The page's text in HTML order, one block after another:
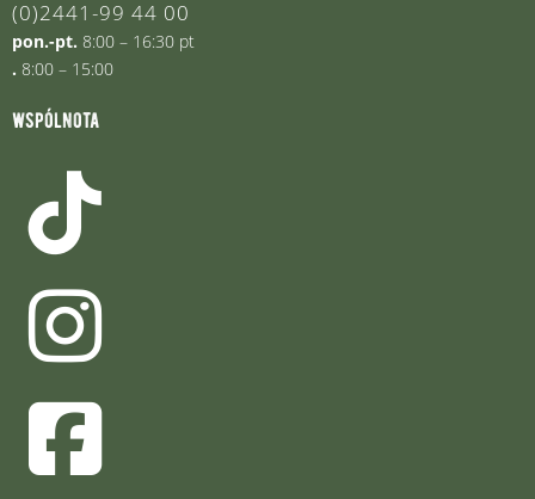
(0)2441-99 44 00
pon.-pt. 8:00 – 16:30 pt
. 8:00 – 15:00
wspólnota